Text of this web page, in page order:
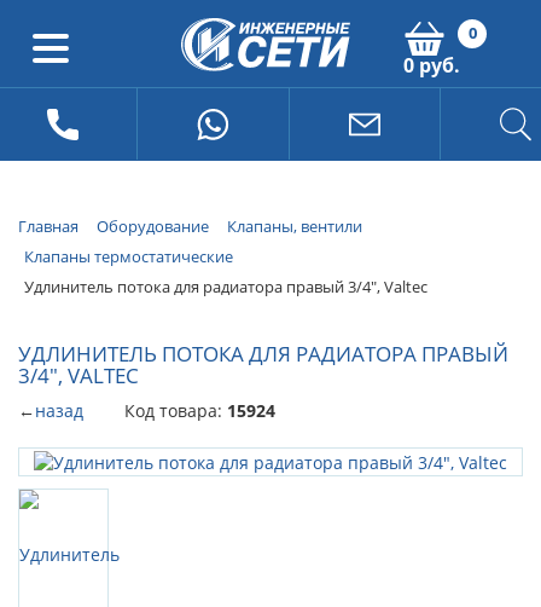
0
0 руб.
Главная Оборудование
Клапаны, вентили
Клапаны термостатические
Удлинитель потока для радиатора правый 3/4", Valtec
УДЛИНИТЕЛЬ ПОТОКА ДЛЯ РАДИАТОРА ПРАВЫЙ
3/4", VALTEC
←назад Код товара: 15924